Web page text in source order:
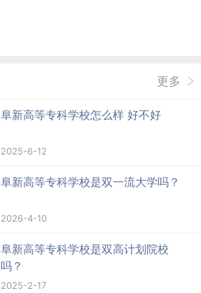
更多
阜新高等专科学校怎么样 好不好
2025-6-12
阜新高等专科学校是双一流大学吗？
2026-4-10
阜新高等专科学校是双高计划院校
吗？
2025-2-17